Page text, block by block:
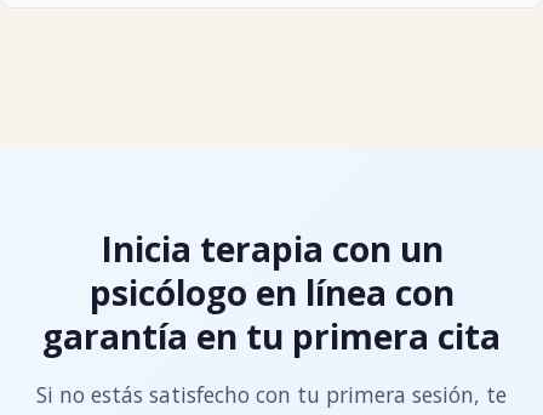
Inicia terapia con un
psicólogo en línea con
garantía en tu primera cita
Si no estás satisfecho con tu primera sesión, te